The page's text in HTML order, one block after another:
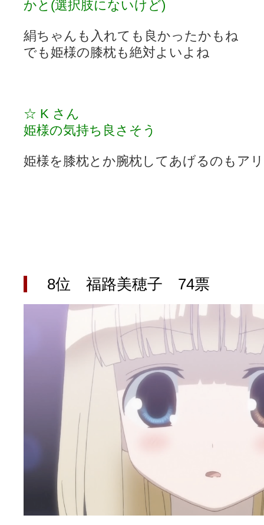
かと(選択肢にないけど)
絹ちゃんも入れても良かったかもね
でも姫様の膝枕も絶対よいよね
☆ K さん
姫様の気持ち良さそう
姫様を膝枕とか腕枕してあげるのもア
8位 福路美穂子 74票